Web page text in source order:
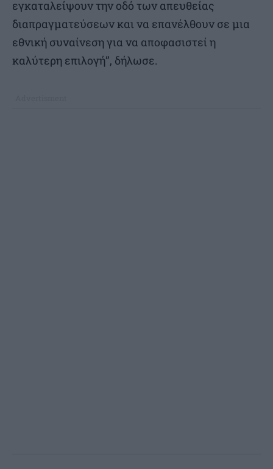
εγκαταλείψουν την οδό των απευθείας
διαπραγματεύσεων και να επανέλθουν σε μια
εθνική συναίνεση για να αποφασιστεί η
καλύτερη επιλογή”, δήλωσε.